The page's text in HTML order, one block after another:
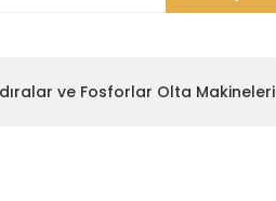
ve Fosforlar Olta Makineleri